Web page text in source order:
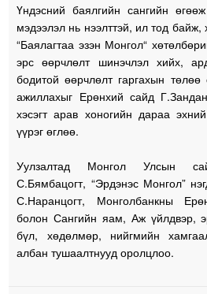
Үндэсний баялгийн сангийн
мэдээлэл нь нээлттэй, ил тод байж,
“Баялагтаа эзэн Монгол“
эрс өөрчлөлт шинэчлэл хийх,
бодитой өөрчлөлт гаргахын төлөө
ажиллахыг Ерөнхий сайд
хэсэгт арав хоногийн дараа
үүрэг өглөө.
Уулзалтад Монгол Улсын
С.Бямбацогт, “Эрдэнэс Монгол”
С.Наранцогт, Монголбанкны
болон Сангийн яам, Аж үйлдвэр,
бүл, хөдөлмөр, нийгмийн
албан тушаалтнууд оролцлоо.